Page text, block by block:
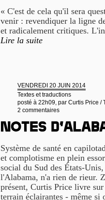
« C'est de cela qu'il sera
venir : revendiquer la ligne
et radicalement critiques.
Lire la suite
VENDREDI 20 JUIN 2014
Textes et traductions
posté à 22h09, par Curtis Price /
2 commentaires
Notes
Système de santé en
et complotisme en plein
social du Sud des États-
l'Alabama, n'a rien de rieur.
présent, Curtis Price livre
terrain éclairantes - même si